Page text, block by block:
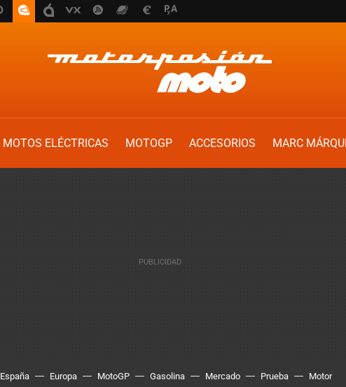
MOTOS ELÉCTRICAS MOTOGP ACCESORIOS
MARC
España Europa MotoGP Gasolina Mercado Prueba Motor